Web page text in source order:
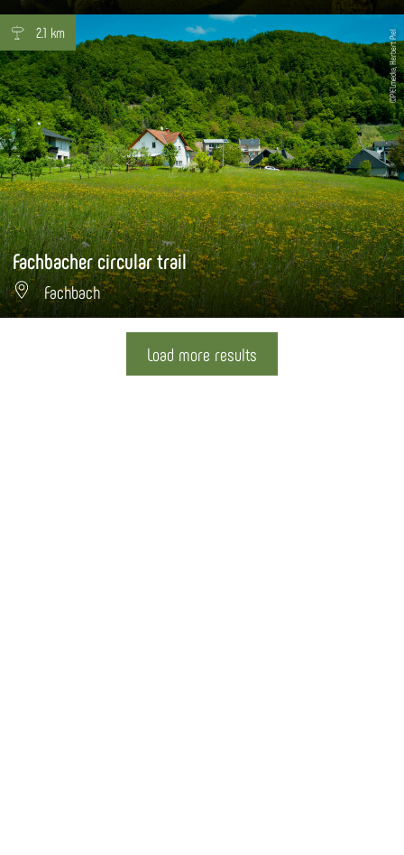
©P!ELmedia, Herbert Piel
2.1 km
Fachbacher circular trail
Fachbach
Load more results